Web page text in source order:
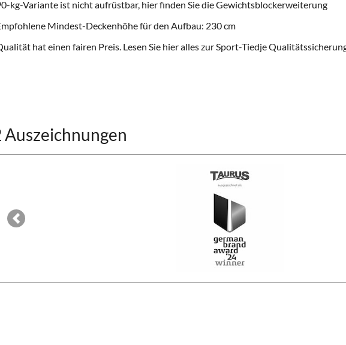
kg-Variante ist nicht aufrüstbar, hier finden Sie dieGewichtsblockerweiterung
Mindest-Deckenhöhe für den Aufbau: 230 cm
hat einen fairen Preis. Lesen Sie hier alles zurSport-Tiedje
Auszeichnungen
Previous